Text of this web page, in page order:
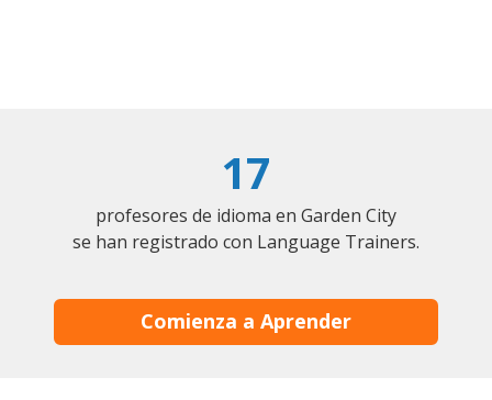
17
profesores de idioma en Garden City
se han registrado con Language Trainers.
Comienza a Aprender